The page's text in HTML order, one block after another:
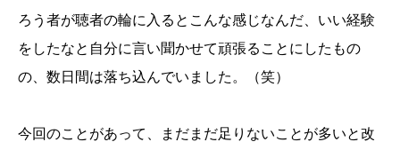
ろう者が聴者の輪に入るとこんな感じなんだ、いい経験
をしたなと自分に言い聞かせて頑張ることにしたもの
の、数日間は落ち込んでいました。（笑）
今回のことがあって、まだまだ足りないことが多いと改